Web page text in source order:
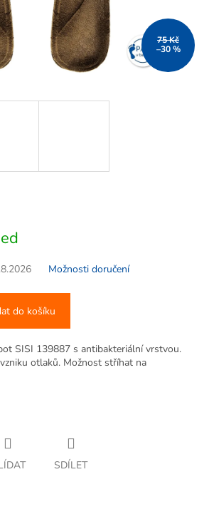
75 Kč
–30 %
Možnosti doručení
do košíku
SISI 139887 s antibakteriální vrstvou.
otlaků. Možnost stříhat na
SDÍLET